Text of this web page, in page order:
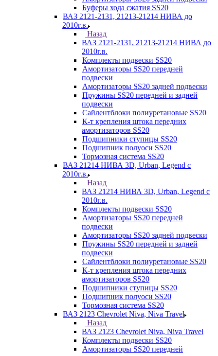
Буферы хода сжатия SS20
ВАЗ 2121-2131, 21213-21214 НИВА до
2010г.в.
Назад
ВАЗ 2121-2131, 21213-21214 НИВА до
2010г.в.
Комплекты подвески SS20
Амортизаторы SS20 передней
подвески
Амортизаторы SS20 задней подвески
Пружины SS20 передней и задней
подвески
Сайлентблоки полиуретановые SS20
К-т крепления штока передних
амортизаторов SS20
Подшипники ступицы SS20
Подшипник полуоси SS20
Тормозная система SS20
ВАЗ 21214 НИВА 3D, Urban, Legend c
2010г.в.
Назад
ВАЗ 21214 НИВА 3D, Urban, Legend c
2010г.в.
Комплекты подвески SS20
Амортизаторы SS20 передней
подвески
Амортизаторы SS20 задней подвески
Пружины SS20 передней и задней
подвески
Сайлентблоки полиуретановые SS20
К-т крепления штока передних
амортизаторов SS20
Подшипники ступицы SS20
Подшипник полуоси SS20
Тормозная система SS20
ВАЗ 2123 Chevrolet Niva, Niva Travel
Назад
ВАЗ 2123 Chevrolet Niva, Niva Travel
Комплекты подвески SS20
Амортизаторы SS20 передней